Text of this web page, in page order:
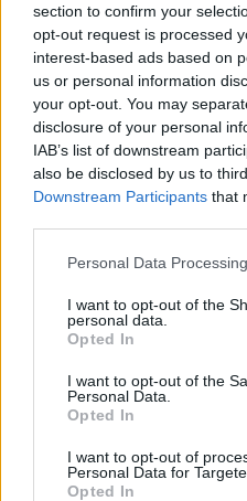
section to confirm your
opt-out request is processed
interest-based ads based on
us or personal information
your opt-out. You may
disclosure of your personal
IAB’s list of downstream
also be disclosed by us to
Downstream Participants that
Personal Data
I want to opt-out of the
personal data.
Opted In
I want to opt-out of the
Personal Data.
Opted In
I want to opt-out of
Personal Data for
Opted In
Palabras extra:
A
T
A
A
S T
A
A
C T
A
A
T A
S
A
T A S C
A C
A
C
A
A S